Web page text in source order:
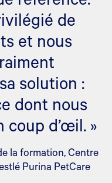
de
et nous
solution :
dont nous
coup d’œil. »
la formation, Centre
Purina PetCare